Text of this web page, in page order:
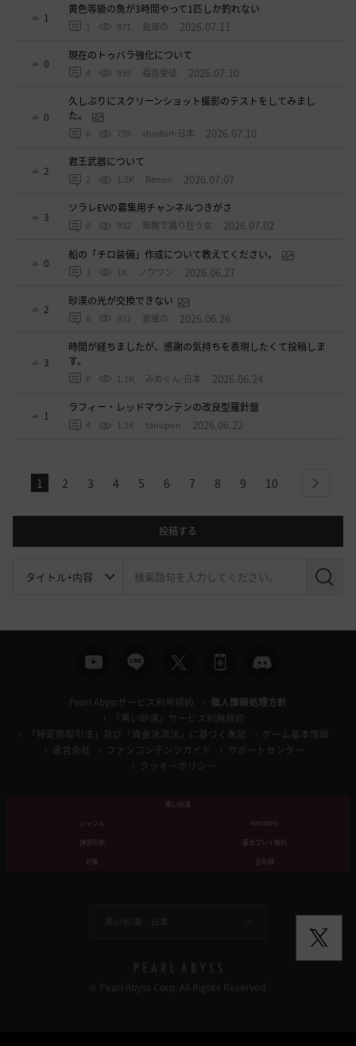
1
黄色等級の魚が3時間やって1匹しか釣れない
1 971 倉庫の 2026.07.11
0
現在のトゥバラ強化について
4 939 福音使徒 2026.07.10
0
久しぶりにスクリーンショット撮影のテストをしてみまし
た。
0 759 shodori-日本 2026.07.10
2
君王武器について
2 1.2K Renon 2026.07.07
3
ソラレEVの募集用チャンネルつきがさ
0 932 無敵で踊り狂う女 2026.07.02
0
船の「チロ装備」作成について教えてください。
3 1K ノウワン 2026.06.27
2
砂漠の光が交換できない
0 932 倉庫の 2026.06.26
3
時間が経ちましたが、感謝の気持ちを表現したくて投稿しま
す。
0 1.1K みめぐん-日本 2026.06.24
1
ラフィー・レッドマウンテンの改良型羅針盤
4 1.2K tanupon 2026.06.22
1 2 3 4 5 6 7 8 9 10 next
投稿する
検
Pearl Abyssサービス利用規約
個人情報処理方針
「黒い砂漠」サービス利用規約
「特定商取引法」及び「資金決済法」に基づく表記
ゲーム基本情報
運営会社
ファンコンテンツガイド
サポートセンター
クッキーポリシー
黒い砂漠
ジャンル
MMORPG
課金形態
基本プレイ無料
対象
全年齢
黒い砂漠 - 日本
© Pearl Abyss Corp. All Rights Reserved.